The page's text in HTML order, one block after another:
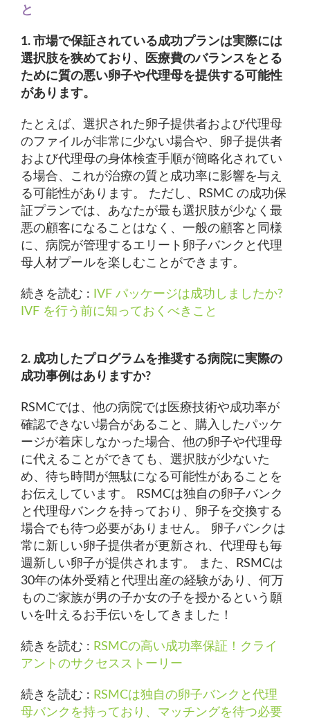
と
1. 市場で保証されている成功プランは実際には
選択肢を狭めており、医療費のバランスをとる
ために質の悪い卵子や代理母を提供する可能性
があります。
たとえば、選択された卵子提供者および代理母
のファイルが非常に少ない場合や、卵子提供者
および代理母の身体検査手順が簡略化されてい
る場合、これが治療の質と成功率に影響を与え
る可能性があります。 ただし、RSMC の成功保
証プランでは、あなたが最も選択肢が少なく最
悪の顧客になることはなく、一般の顧客と同様
に、病院が管理するエリート卵子バンクと代理
母人材プールを楽しむことができます。
続きを読む :
IVF パッケージは成功しましたか?
IVF を行う前に知っておくべきこと
2. 成功したプログラムを推奨する病院に実際の
成功事例はありますか?
RSMCでは、他の病院では医療技術や成功率が
確認できない場合があること、購入したパッケ
ージが着床しなかった場合、他の卵子や代理母
に代えることができても、選択肢が少ないた
め、待ち時間が無駄になる可能性があることを
お伝えしています。 RSMCは独自の卵子バンク
と代理母バンクを持っており、卵子を交換する
場合でも待つ必要がありません。 卵子バンクは
常に新しい卵子提供者が更新され、代理母も毎
週新しい卵子が提供されます。 また、RSMCは
30年の体外受精と代理出産の経験があり、何万
ものご家族が男の子か女の子を授かるという願
いを叶えるお手伝いをしてきました！
続きを読む : RSMCの高い成功率保証！クライ
アントのサクセスストーリー
続きを読む : RSMCは独自の卵子バンクと代理
母バンクを持っており、マッチングを待つ必要